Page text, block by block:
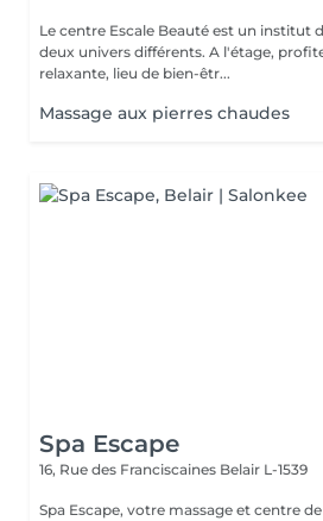
Le centre Escale Beauté est un institut
deux univers différents. A l'étage, profitez d'une atmosphère
relaxante, lieu de bien-êtr...
Massage aux pierres chaudes
Spa Escape
16, Rue des Franciscaines Belair L-1539
Spa Escape, votre massage et centre